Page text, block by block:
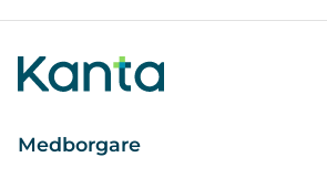
Medborgare